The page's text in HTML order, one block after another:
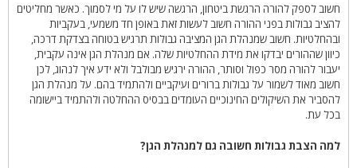
חשוב לספק להורה הרגשת ביטחון, הרגשה שיש לו על מי לסמוך. כאשר מחליטים
להציב גבולות בפני ההורה חשוב לעשות זאת באופן חד משמעי, בעקביות
ובהחלטיות. חשוב שמנהלת הגן המציבה גבולות תרגיש בטוחה בצדקת דרכה,
כיוון שההורים יבדקו את מידת ההחלטיות שלה. אם מנהלת הגן אינה עקבית,
יעבור להורה מסר כפול וסותר, ההורה ירגיש מבולבל ולא ידע איך לנהוג, לכן
חשוב מאוד לשמור על גבולות ברורים ועיקביים ולהתמיד בהם. על מנהלת הגן
להסביר את השיקולים החינוכיים העומדים בבסיס ההחלטה ולהתמיד ביישומה
בכל עת.
למה הצבת גבולות חשובה גם למנהלת הגן?